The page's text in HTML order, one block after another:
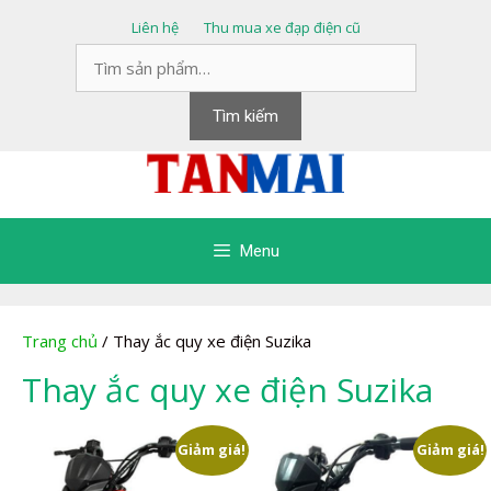
Liên hệ
Thu mua xe đạp điện cũ
kiếm:
Tìm kiếm
Menu
Trang chủ / Thay ắc quy xe điện Suzika
Thay ắc quy xe điện Suzika
Giảm giá! Giảm giá!